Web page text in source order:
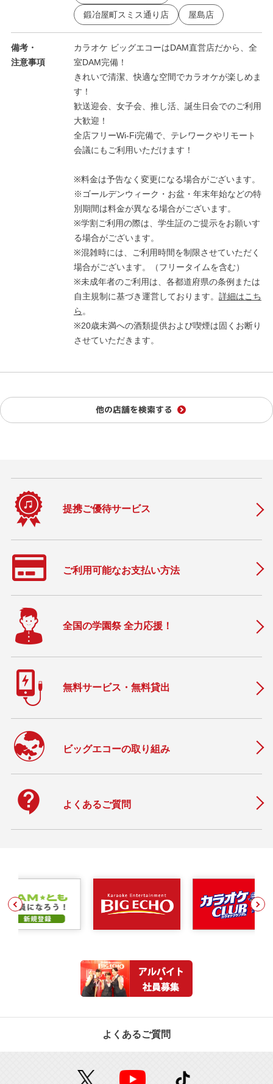
鍛冶屋町スミス通り店 屋島店
備考・
注意事項
カラオケ ビッグエコーはDAM直営店だから、全
室DAM完備！
きれいで清潔、快適な空間でカラオケが楽しめま
す！
歓送迎会、女子会、推し活、誕生日会でのご利用
大歓迎！
全店フリーWi-Fi完備で、テレワークやリモート
会議にもご利用いただけます！
※料金は予告なく変更になる場合がございます。
※ゴールデンウィーク・お盆・年末年始などの特
別期間は料金が異なる場合がございます。
※学割ご利用の際は、学生証のご提示をお願いす
る場合がございます。
※混雑時には、ご利用時間を制限させていただく
場合がございます。（フリータイムを含む）
※未成年者のご利用は、各都道府県の条例または
自主規制に基づき運営しております。 詳細はこち
ら。
※20歳未満への酒類提供および喫煙は固くお断り
させていただきます。
他の店舗を検索する
提携ご優待サービス
ご利用可能なお支払い方法
全国の学園祭 全力応援！
無料サービス・無料貸出
ビッグエコーの取り組み
contact_support よくあるご質問
よくあるご質問